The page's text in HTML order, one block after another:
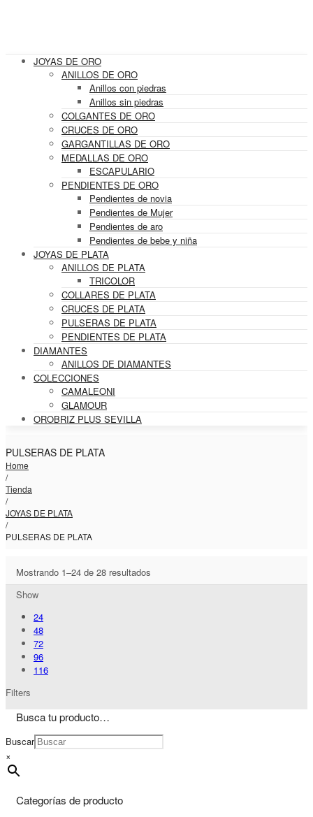
JOYAS DE ORO
ANILLOS DE ORO
Anillos con piedras
Anillos sin piedras
COLGANTES DE ORO
CRUCES DE ORO
GARGANTILLAS DE ORO
MEDALLAS DE ORO
ESCAPULARIO
PENDIENTES DE ORO
Pendientes de novia
Pendientes de Mujer
Pendientes de aro
Pendientes de bebe y niña
JOYAS DE PLATA
ANILLOS DE PLATA
TRICOLOR
COLLARES DE PLATA
CRUCES DE PLATA
PULSERAS DE PLATA
PENDIENTES DE PLATA
DIAMANTES
ANILLOS DE DIAMANTES
COLECCIONES
CAMALEONI
GLAMOUR
OROBRIZ PLUS SEVILLA
PULSERAS DE PLATA
Home
/
Tienda
/
JOYAS DE PLATA
/
PULSERAS DE PLATA
Mostrando 1–24 de 28 resultados
Show
24
48
72
96
116
Filters
Busca tu producto…
Buscar
×
Categorías de producto